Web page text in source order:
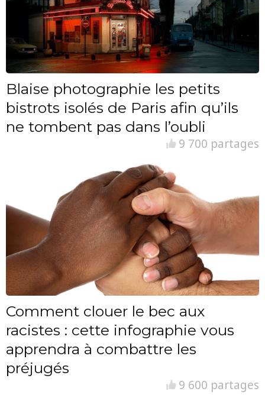
Blaise photographie les petits
bistrots isolés de Paris afin qu’ils
ne tombent pas dans l’oubli
9 700 partages
Comment clouer le bec aux
racistes : cette infographie vous
apprendra à combattre les
préjugés
9 600 partages